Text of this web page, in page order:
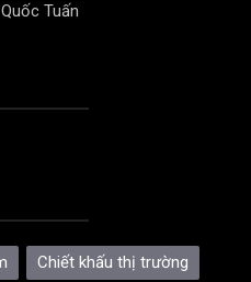
Tuấn
Chiết khấu thị trường